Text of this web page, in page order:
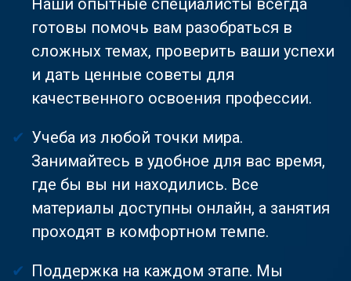
готовы помочь вам разобраться в
сложных темах, проверить ваши успехи
и дать ценные советы для
качественного освоения профессии.
Учеба из любой точки мира.
Занимайтесь в удобное для вас время,
где бы вы ни находились. Все
материалы доступны онлайн, а занятия
проходят в комфортном темпе.
Поддержка на каждом этапе. Мы